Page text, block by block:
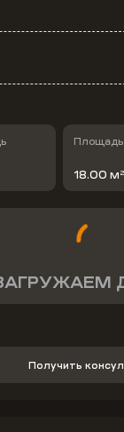
Площадь
18.00 м 2
Получить